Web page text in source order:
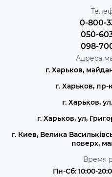
0-800-
050-
098-
Адреса
г. Харьков,
г. Харьков, пр-
г. Харьков,
г. Харьков, ул,
г. Киев, Велика
поверх,
Время
Пн-Сб: 10:00-